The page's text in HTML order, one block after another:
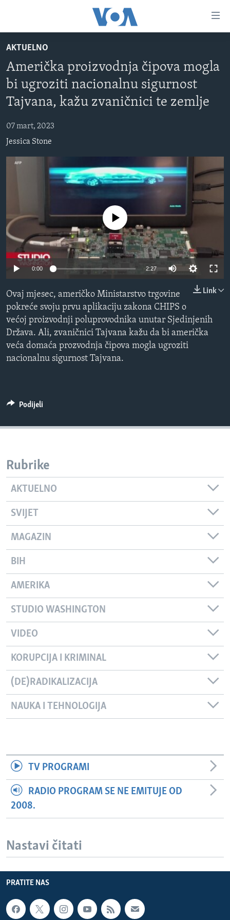
glavni
sadržaj
na
glavnu
navigaciju
Idi
na
VIDEO
FOTOGRAFIJE DANA
VIJESTI
SJEDINJENE AMERIČKE DRŽAVE
SVIJET
NAUKA I TEHNOLOGIJA
SPECIJALNI PROJEKTI
KORUPCIJA
SLOBODA MEDIJA
IZBJEGLIČKA STRANA
MAGAZIN
O GLASU AMERIKE
Jezici
AKTUELNO
Američka proizvodnja čipova mogla
bi ugroziti nacionalnu sigurnost
Tajvana, kažu zvaničnici te zemlje
07 mart, 2023
Jessica Stone
No media source currently available
0:00 2:27
Link
Ovaj mjesec, američko Ministarstvo trgovine
pokreće svoju prvu aplikaciju zakona CHIPS o
većoj proizvodnji poluprovodnika unutar Sjedinjenih
Država. Ali, zvaničnici Tajvana kažu da bi američka
veća domaća prozvodnja čipova mogla ugroziti
nacionalnu sigurnost Tajvana.
Podijeli
Rubrike
AKTUELNO
SVIJET
MAGAZIN
BIH
AMERIKA
STUDIO WASHINGTON
VIDEO
KORUPCIJA I KRIMINAL
(DE)RADIKALIZACIJA
NAUKA I TEHNOLOGIJA
TV PROGRAMI
RADIO PROGRAM SE NE EMITUJE OD
2008.
Nastavi čitati
PRATITE NAS